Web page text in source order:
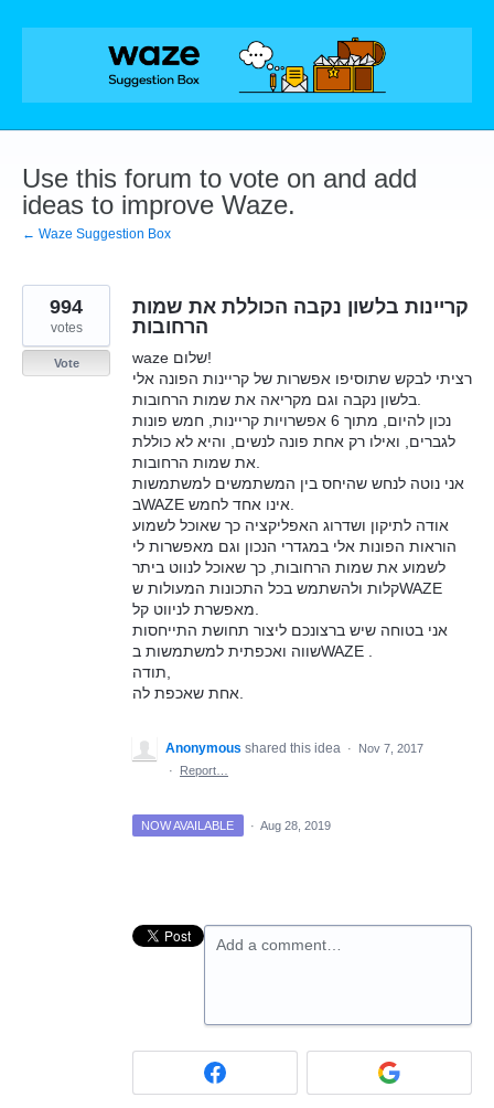
Skip
Use this forum to vote on and add
ideas to improve Waze.
← Waze Suggestion Box
קריינות בלשון נקבה הכוללת את שמות
הרחובות
waze שלום!
רציתי לבקש שתוסיפו אפשרות של קריינות הפונה אלי
נכון להיום, מתוך 6 אפשרויות קריינות, חמש פונות
לגברים, ואילו רק אחת פונה לנשים, והיא לא כוללת
אני נוטה לנחש שהיחס בין המשתמשים למשתמשות
אודה לתיקון ושדרוג האפליקציה כך שאוכל לשמוע
הוראות הפונות אלי במגדרי הנכון וגם מאפשרות לי
לשמוע את שמות הרחובות, כך שאוכל לנווט ביתר
קלות ולהשתמש בכל התכונות המעולות שWAZE
אני בטוחה שיש ברצונכם ליצור תחושת התייחסות
שווה ואכפתית למשתמשות בWAZE .
994
votes
Vote
Anonymous shared this idea ·
Nov 7, 2017
·
Report…
NOW AVAILABLE · Aug 28, 2019
Add a comment…